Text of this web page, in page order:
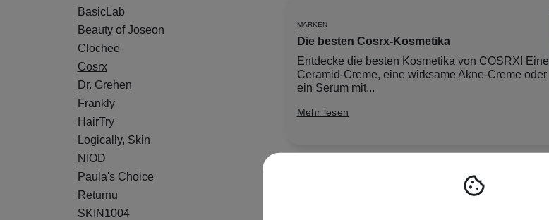
BasicLab
Beauty of Joseon
Clochee
Cosrx
Dr. Grehen
Frankly
HairTry
Logically, Skin
NIOD
Paula's Choice
Returnu
SKIN1004
MARKEN
Die besten Cosrx-Kosmetika
Entdecke die besten Kosmetika von COSRX! Eine
Ceramid-Creme, eine wirksame Akne-Creme oder
ein Serum mit...
Mehr lesen